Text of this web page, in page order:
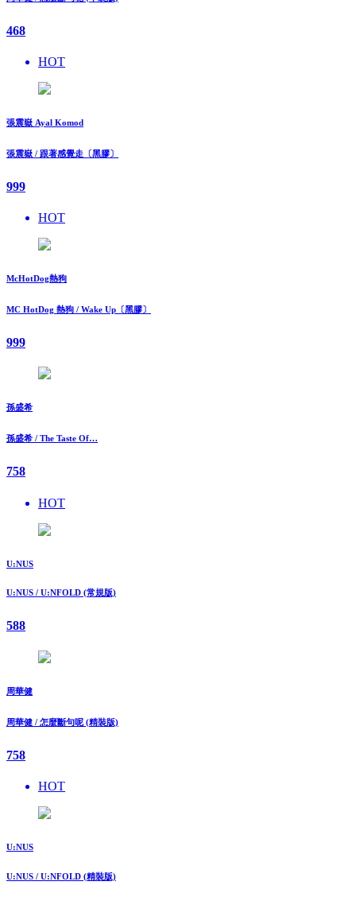
468
HOT
張震嶽 Ayal Komod
張震嶽 / 跟著感覺走〔黑膠〕
999
HOT
McHotDog熱狗
MC HotDog 熱狗 / Wake Up〔黑膠〕
999
孫盛希
孫盛希 / The Taste Of…
758
HOT
U:NUS
U:NUS / U:NFOLD (常規版)
588
周華健
周華健 / 怎麼斷句呢 (精裝版)
758
HOT
U:NUS
U:NUS / U:NFOLD (精裝版)